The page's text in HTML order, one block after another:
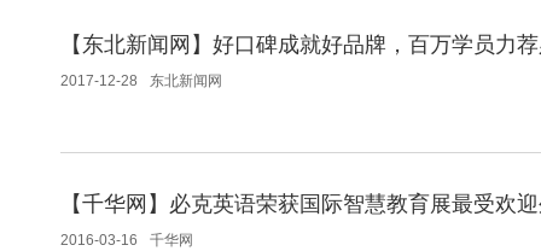
【东北新闻网】好口碑成就好品牌，百万学员力
2017-12-28 东北新闻网
【千华网】必克英语荣获国际智慧教育展最受欢
2016-03-16 千华网